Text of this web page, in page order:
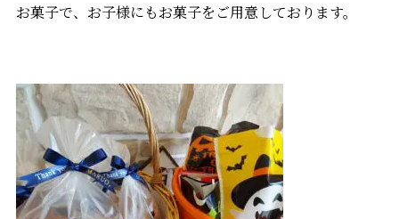
お菓子で、お子様にもお菓子をご用意しております。